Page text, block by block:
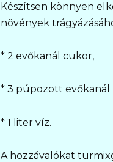
Készítsen könnyen
növények
* 2 evőkanál cukor,
* 3 púpozott evőkanál
* 1 liter víz.
A hozzávalókat